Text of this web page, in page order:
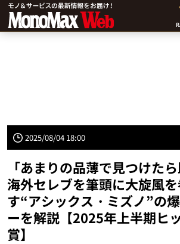
2025/08/04 18:00
「あまりの品薄で見つけたら
海外セレブを筆頭に大旋風
す“アシックス・ミズノ”の
ーを解説【2025年上半期ヒ
賞】